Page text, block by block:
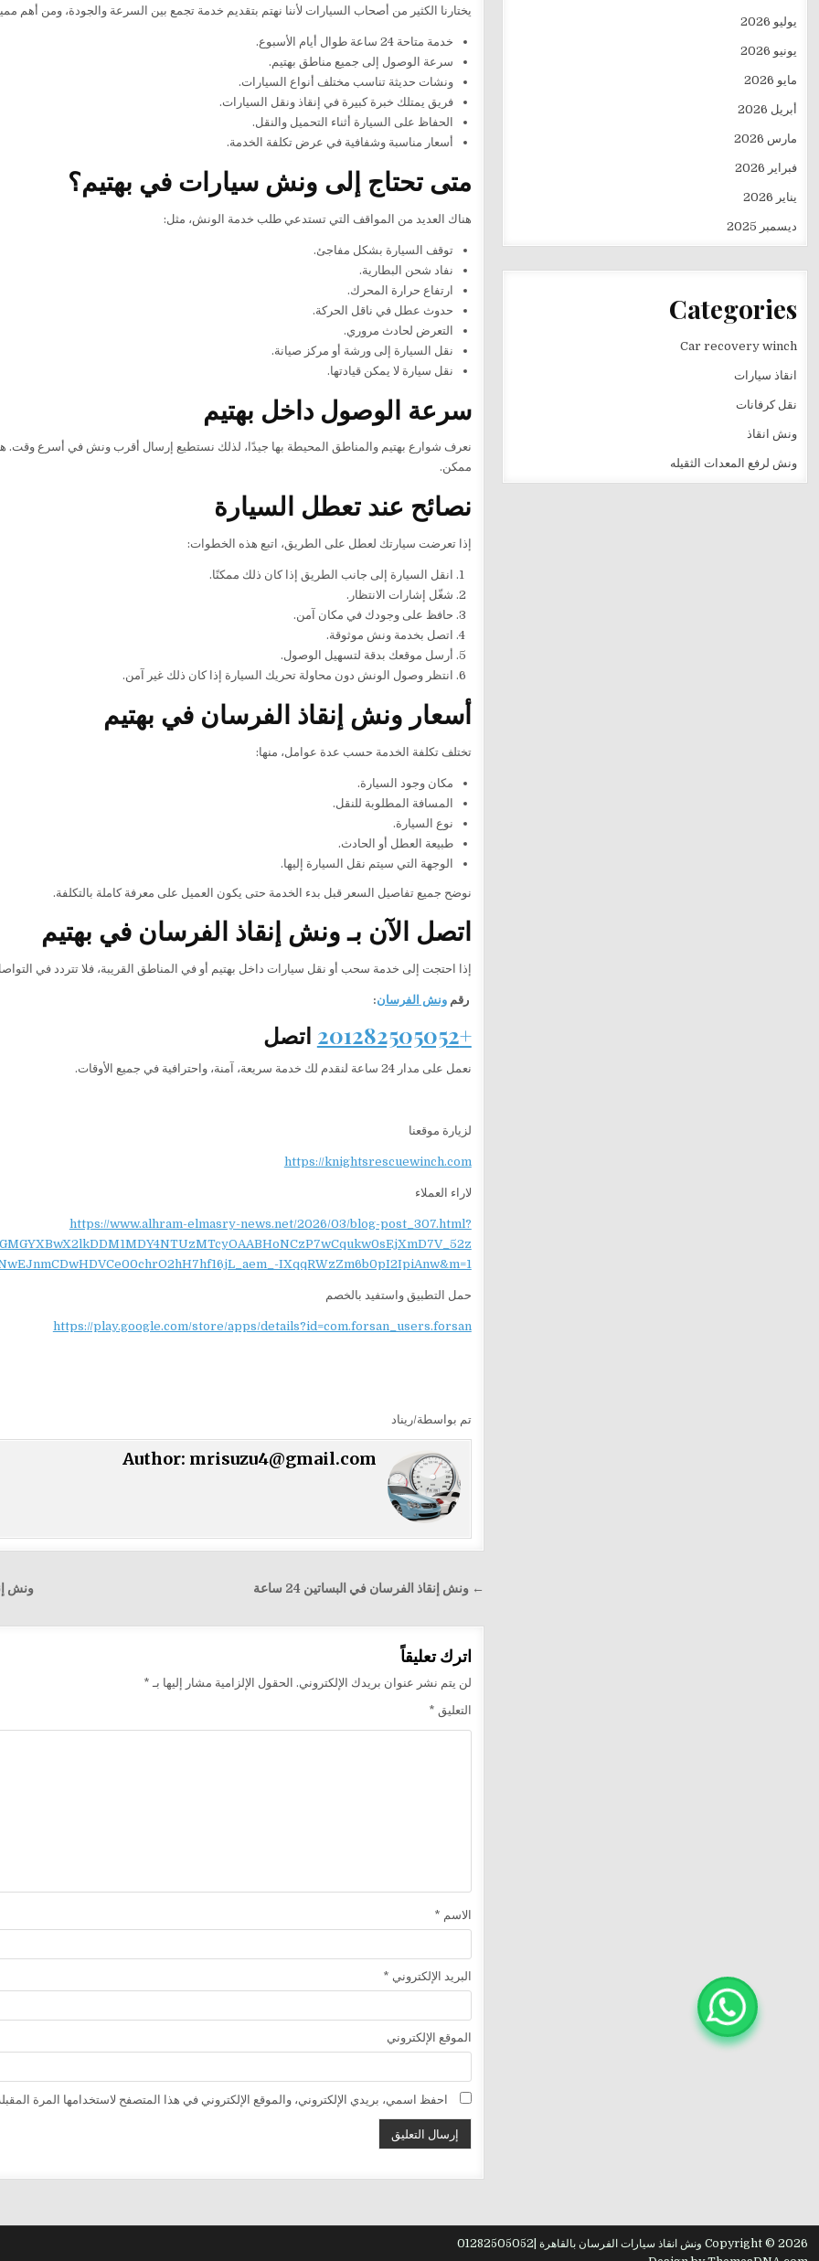
يختارنا الكثير من أصحاب السيارات لأننا نهتم بتقديم خدمة تجمع بين السرعة والجودة، ومن أهم
خدمة متاحة 24 ساعة طوال أيام الأسبوع.
سرعة الوصول إلى جميع مناطق بهتيم.
ونشات حديثة تناسب مختلف أنواع السيارات.
فريق يمتلك خبرة كبيرة في إنقاذ ونقل السيارات.
الحفاظ على السيارة أثناء التحميل والنقل.
أسعار مناسبة وشفافية في عرض تكلفة الخدمة.
متى تحتاج إلى ونش سيارات في بهتيم؟
هناك العديد من المواقف التي تستدعي طلب خدمة الونش، مثل:
توقف السيارة بشكل مفاجئ.
نفاد شحن البطارية.
ارتفاع حرارة المحرك.
حدوث عطل في ناقل الحركة.
التعرض لحادث مروري.
نقل السيارة إلى ورشة أو مركز صيانة.
نقل سيارة لا يمكن قيادتها.
سرعة الوصول داخل بهتيم
نعرف شوارع بهتيم والمناطق المحيطة بها جيدًا، لذلك نستطيع إرسال أقرب ونش في أسرع وقت.
ممكن.
نصائح عند تعطل السيارة
إذا تعرضت سيارتك لعطل على الطريق، اتبع هذه الخطوات:
انقل السيارة إلى جانب الطريق إذا كان ذلك ممكنًا.
شغّل إشارات الانتظار.
حافظ على وجودك في مكان آمن.
اتصل بخدمة ونش موثوقة.
أرسل موقعك بدقة لتسهيل الوصول.
انتظر وصول الونش دون محاولة تحريك السيارة إذا كان ذلك غير آمن.
أسعار ونش إنقاذ الفرسان في بهتيم
تختلف تكلفة الخدمة حسب عدة عوامل، منها:
مكان وجود السيارة.
المسافة المطلوبة للنقل.
نوع السيارة.
طبيعة العطل أو الحادث.
الوجهة التي سيتم نقل السيارة إليها.
نوضح جميع تفاصيل السعر قبل بدء الخدمة حتى يكون العميل على معرفة كاملة بالتكلفة.
اتصل الآن بـ ونش إنقاذ الفرسان في بهتيم
إذا احتجت إلى خدمة سحب أو نقل سيارات داخل بهتيم أو في المناطق القريبة، فلا تتردد في
رقمونش الفرسان:
+201282505052 اتصل
نعمل على مدار 24 ساعة لنقدم لك خدمة سريعة، آمنة، واحترافية في جميع الأوقات.
لزيارة موقعنا
https://knightsrescuewinch.com
لاراء العملاء
https://www.alhram-elmasry-news.net/2026/03/blog-post_307.html?
IXqqRWzZm6b0pI2IpiAnw&m=1
حمل التطبيق واستفيد بالخصم
https://play.google.com/store/apps/details?id=com.forsan_users.forsan
تم بواسطة/ريناد
Author: mrisuzu4@gmail.com
تصفّح ونش إنقاذ ← ونش إنقاذ الفرسان في البساتين 24 ساعة
اترك تعليقاً
لن يتم نشر عنوان بريدك الإلكتروني. الحقول الإلزامية مشار إليها بـ *
التعليق *
الاسم *
البريد الإلكتروني *
الموقع الإلكتروني
احفظ اسمي، بريدي الإلكتروني، والموقع الإلكتروني في هذا المتصفح لاستخدامها المرة
يوليو 2026
يونيو 2026
مايو 2026
أبريل 2026
مارس 2026
فبراير 2026
يناير 2026
ديسمبر 2025
Categories
Car recovery winch
انقاذ سيارات
نقل كرفانات
ونش انقاذ
ونش لرفع المعدات الثقيله
Copyright © 2026 ونش انقاذ سيارات الفرسان بالقاهرة |01282505052